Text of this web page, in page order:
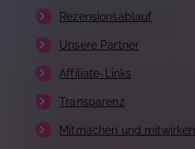
Rezensionsablauf
Unsere Partner
Affiliate-Links
Transparenz
Mitmachen und mitwirken